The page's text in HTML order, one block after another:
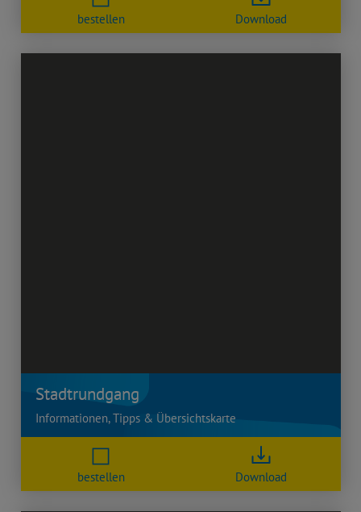
bestellen Download
Stadtrundgang
Informationen, Tipps & Übersichtskarte
bestellen Download